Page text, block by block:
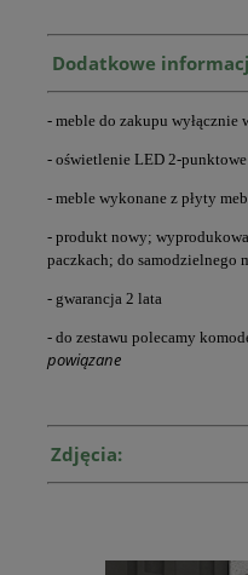
Dodatkowe
- meble do zakupu wyłącznie
- oświetlenie LED 2-punktowe
- meble wykonane z płyty
- produkt nowy;
paczkach; do samodzielnego
- gwarancja 2 lata
- do zestawu polecamy
powiązane
Zdjęcia: